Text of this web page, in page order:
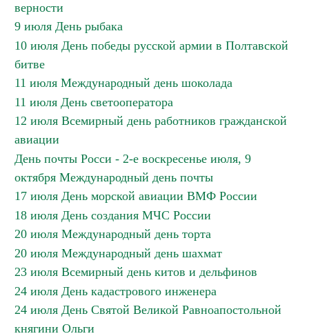
верности
9 июля День рыбака
10 июля День победы русской армии в Полтавской
битве
11 июля Международный день шоколада
11 июля День светооператора
12 июля Всемирный день работников гражданской
авиации
День почты Росси - 2-е воскресенье июля, 9
октября Международный день почты
17 июля День морской авиации ВМФ России
18 июля День создания МЧС России
20 июля Международный день торта
20 июля Международный день шахмат
23 июля Всемирный день китов и дельфинов
24 июля День кадастрового инженера
24 июля День Святой Великой Равноапостольной
княгини Ольги